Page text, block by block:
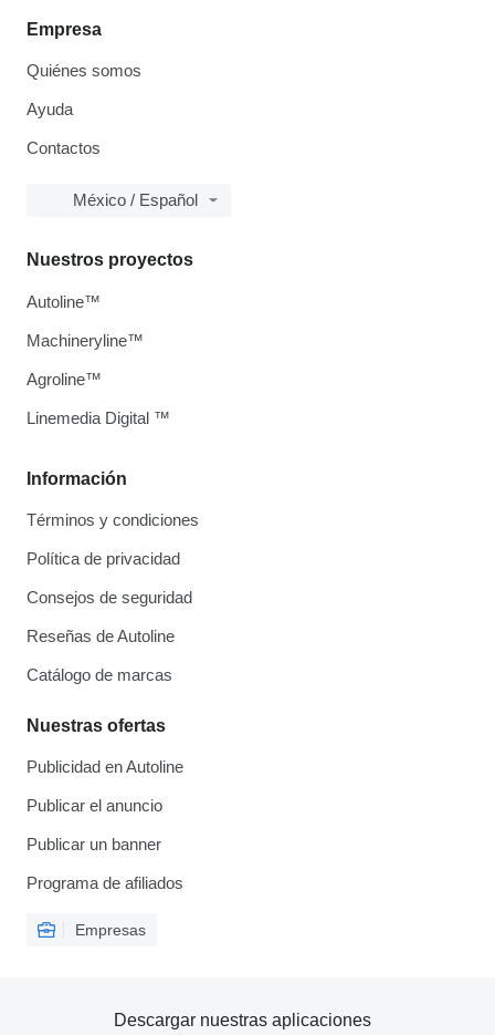
Empresa
Quiénes somos
Ayuda
Contactos
México / Español
Información
Términos y condiciones
Política de privacidad
Consejos de seguridad
Reseñas de Autoline
Catálogo de marcas
Nuestras ofertas
Publicidad en Autoline
Publicar el anuncio
Publicar un banner
Programa de afiliados
Empresas
Nuestros proyectos
Autoline™
Machineryline™
Agroline™
Linemedia Digital ™
Descargar nuestras aplicaciones